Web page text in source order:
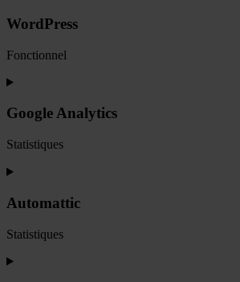
service
WordPress
Fonctionnel
Consent
service
wordpress
Google Analytics
Statistiques
Consent
service
analytics
Automattic
Statistiques
Consent